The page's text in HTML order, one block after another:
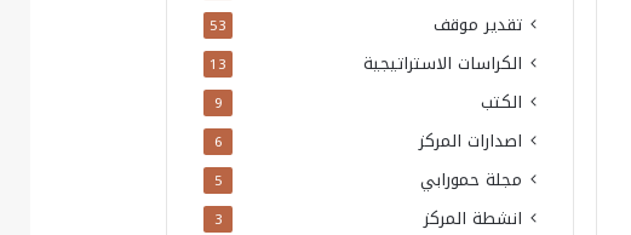
تقدير موقف 53
الكراسات الاستراتيجية 13
الكتب 9
اصدارات المركز 6
مجلة حمورابي 5
انشطة المركز 3